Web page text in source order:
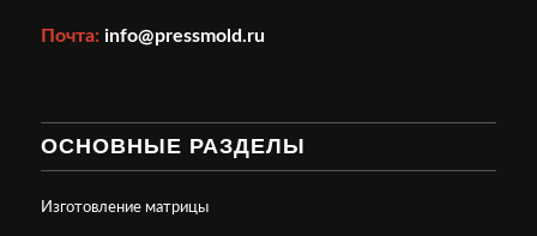
Почта: info@pressmold.ru
ОСНОВНЫЕ РАЗДЕЛЫ
Изготовление матрицы